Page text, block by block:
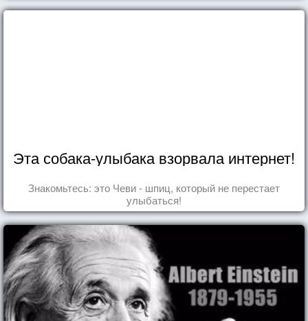
Эта собака-улыбака взорвала интернет!
Знакомьтесь: это Чеви - шпиц, который не перестает
улыбаться!